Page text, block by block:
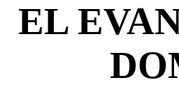
EL